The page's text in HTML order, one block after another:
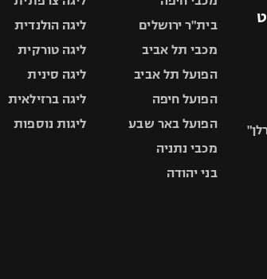
בית"ר ירושלים
מכבי תל אביב
הפועל תל אביב
הפועל חיפה
הפועל באר שבע
מכבי נתניה
בני יהודה
ליגה הולנדית
ליגה טורקית
ליגה סינית
ליגה ברזילאית
ליגות נוספות